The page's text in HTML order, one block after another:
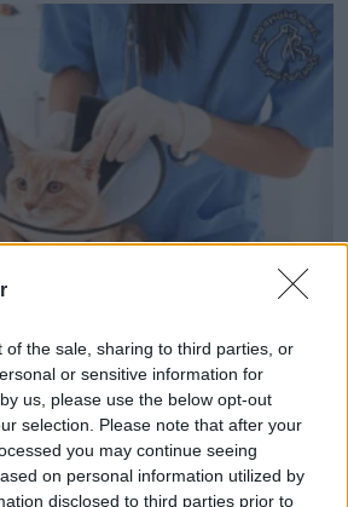
of the sale, sharing to third parties, or
or sensitive information for
us, please use the below opt-out
selection. Please note that after your
you may continue seeing
on personal information utilized by
disclosed to third parties prior to
και περίθαλψης